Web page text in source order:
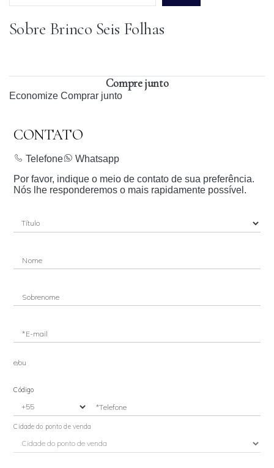
Prazo para o CEP
Sobre Brinco Seis Folhas
Compre junto
Economize Comprar junto
CONTATO
Telefone
Whatsapp
Por favor, indique o meio de contato de sua preferência.
Nós lhe responderemos o mais rapidamente possível.
Nome
Sobrenome
*E-mail
e/ou
Código
*Telefone
Cidade do ponto de venda